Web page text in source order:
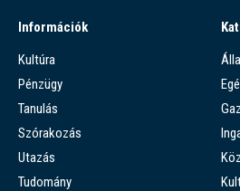
Információk
Kultúra
Pénzügy
Tanulás
Szórakozás
Utazás
Tudomány